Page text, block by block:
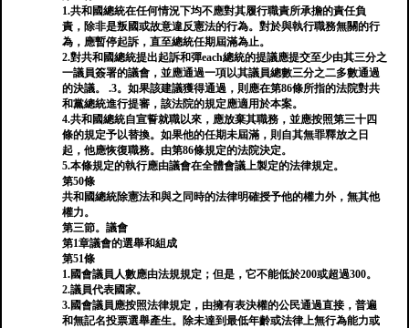
1.共和國總統在任何情況下均不應對其履行職責所承擔的責任負
責，除非是叛國或故意違反憲法的行為。對於與執行職務無關的行
為，應暫停起訴，直至總統任期屆滿為止。
2.對共和國總統提出起訴和彈each總統的提議應提交至少由其三分之
一議員簽署的議會，並應通過一項以其議員總數三分之二多數通過
的決議。 .3。如果該建議獲得通過，則應在第86條所指的法院對共
和黨總統進行提審，該法院的規定應適用於本案。
4.共和國總統自宣誓就職以來，應放棄其職務，並應按照第三十四
條的規定予以替換。如果他的任期未屆滿，則自其無罪釋放之日
起，他應恢復職務。由第86條規定的法院決定。
5.本條規定的執行應由議會在全體會議上製定的法律規定。
第50條
共和國總統除憲法和與之同時的法律明確授予他的權力外，無其他
權力。
第三節。議會
第1章議會的選舉和組成
第51條
1.國會議員人數應由法規規定；但是，它不能低於200或超過300。
2.議員代表國家。
3.國會議員應按照法律規定，由擁有表決權的公民通過直接，普遍
和無記名投票選舉產生。除未達到最低年齡或法律上無行為能力或